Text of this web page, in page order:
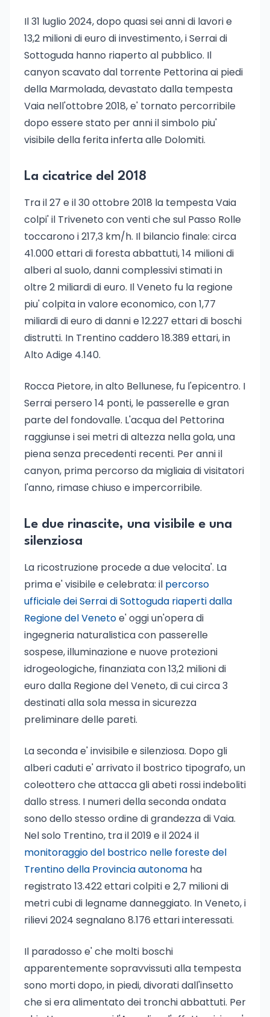
Il 31 luglio 2024, dopo quasi sei anni di lavori e
13,2 milioni di euro di investimento, i Serrai di
Sottoguda hanno riaperto al pubblico. Il
canyon scavato dal torrente Pettorina ai piedi
della Marmolada, devastato dalla tempesta
Vaia nell'ottobre 2018, e' tornato percorribile
dopo essere stato per anni il simbolo piu'
visibile della ferita inferta alle Dolomiti.
La cicatrice del 2018
Tra il 27 e il 30 ottobre 2018 la tempesta Vaia
colpi' il Triveneto con venti che sul Passo Rolle
toccarono i 217,3 km/h. Il bilancio finale: circa
41.000 ettari di foresta abbattuti, 14 milioni di
alberi al suolo, danni complessivi stimati in
oltre 2 miliardi di euro. Il Veneto fu la regione
piu' colpita in valore economico, con 1,77
miliardi di euro di danni e 12.227 ettari di boschi
distrutti. In Trentino caddero 18.389 ettari, in
Alto Adige 4.140.
Rocca Pietore, in alto Bellunese, fu l'epicentro. I
Serrai persero 14 ponti, le passerelle e gran
parte del fondovalle. L'acqua del Pettorina
raggiunse i sei metri di altezza nella gola, una
piena senza precedenti recenti. Per anni il
canyon, prima percorso da migliaia di visitatori
l'anno, rimase chiuso e impercorribile.
Le due rinascite, una visibile e una
silenziosa
La ricostruzione procede a due velocita'. La
prima e' visibile e celebrata: il percorso
ufficiale dei Serrai di Sottoguda riaperti dalla
Regione del Venetoe' oggi un'opera di
ingegneria naturalistica con passerelle
sospese, illuminazione e nuove protezioni
idrogeologiche, finanziata con 13,2 milioni di
euro dalla Regione del Veneto, di cui circa 3
destinati alla sola messa in sicurezza
preliminare delle pareti.
La seconda e' invisibile e silenziosa. Dopo gli
alberi caduti e' arrivato il bostrico tipografo, un
coleottero che attacca gli abeti rossi indeboliti
dallo stress. I numeri della seconda ondata
sono dello stesso ordine di grandezza di Vaia.
Nel solo Trentino, tra il 2019 e il 2024 il
monitoraggio del bostrico nelle foreste del
Trentino della Provincia autonoma ha
registrato 13.422 ettari colpiti e 2,7 milioni di
metri cubi di legname danneggiato. In Veneto, i
rilievi 2024 segnalano 8.176 ettari interessati.
Il paradosso e' che molti boschi
apparentemente sopravvissuti alla tempesta
sono morti dopo, in piedi, divorati dall'insetto
che si era alimentato dei tronchi abbattuti. Per